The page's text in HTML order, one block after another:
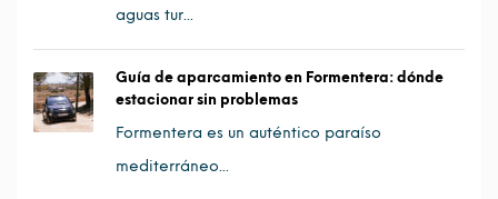
aguas tur...
Guía de aparcamiento en Formentera: dónde
estacionar sin problemas
Formentera es un auténtico paraíso
mediterráneo...